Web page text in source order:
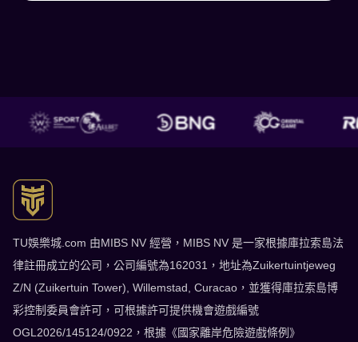
TU娛樂城.com 由MIBS NV 經營，MIBS NV 是一家根據庫拉索島法
律註冊成立的公司，公司編號為162031，地址為Zuikertuintjeweg
Z/N (Zuikertuin Tower), Willemstad, Curacao，並獲得庫拉索島博
彩控制委員會許可，可根據許可提供機會遊戲編號
OGL2026/145124/0922，根據《國家離岸危險遊戲條例》